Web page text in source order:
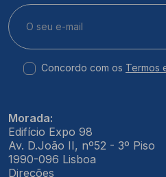
Concordo com os Termos
Morada:
Edifício Expo 98
Av. D.João II, nº52 - 3º Piso
1990-096 Lisboa
Direções